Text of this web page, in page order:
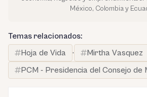
México, Colombia y
Temas relacionados:
Hoja de Vida
· Mirtha Vasquez
PCM - Presidencia del Consejo de